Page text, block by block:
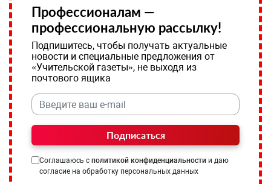
Профессионалам —
профессиональную рассылку!
Подпишитесь, чтобы получать актуальные
новости и специальные предложения от
«Учительской газеты», не выходя из
почтового ящика
Подписаться
Соглашаюсь с политикой конфиденциальности и даю
согласие на обработку персональных данных